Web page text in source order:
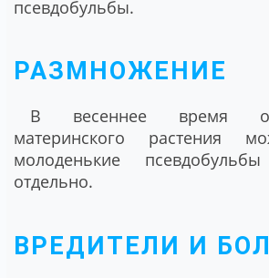
псевдобульбы.
РАЗМНОЖЕНИЕ
В весеннее время
материнского растения
молоденькие
отдельно.
ВРЕДИТЕЛИ И